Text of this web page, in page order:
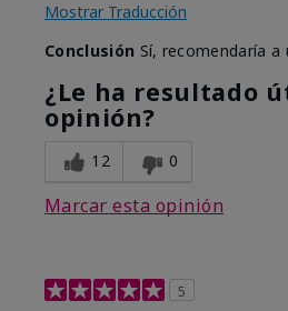
Mostrar Traducción
Conclusión Sí, recomendaría a
¿Le ha resultado
opinión?
12 0
Marcar esta opinión
5